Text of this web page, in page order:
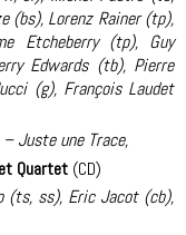
(bs), Lorenz Rainer (tp),
Etcheberry (tp), Guy
Edwards (tb), Pierre
(g), François Laudet
Juste une Trace,
Quartet (CD)
(ts, ss), Eric Jacot (cb),